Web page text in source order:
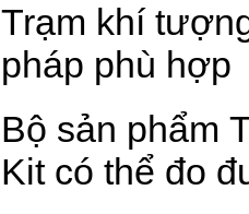
Trạm khí
pháp phù hợp
Bộ sản phẩm
Kit có thể đo